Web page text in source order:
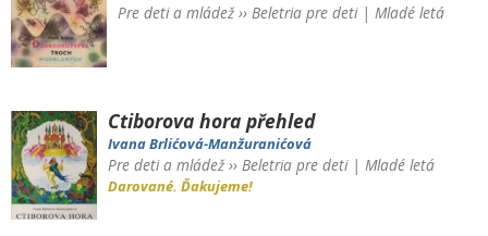
Pre deti a mládež›› Beletria pre deti| Mladé letá
Ctiborova hora přehled
Ivana Brlićová-Manžuranićová
Pre deti a mládež›› Beletria pre deti| Mladé letá
Darované. Ďakujeme!